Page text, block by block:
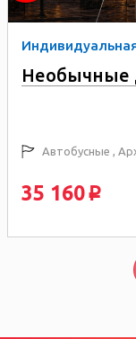
Необычные
Автобусные ,
35 160 p